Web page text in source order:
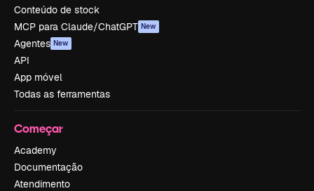
Conteúdo de stock
MCP para Claude/ChatGPT New
Agentes New
API
App móvel
Todas as ferramentas
Começar
Academy
Documentação
Atendimento